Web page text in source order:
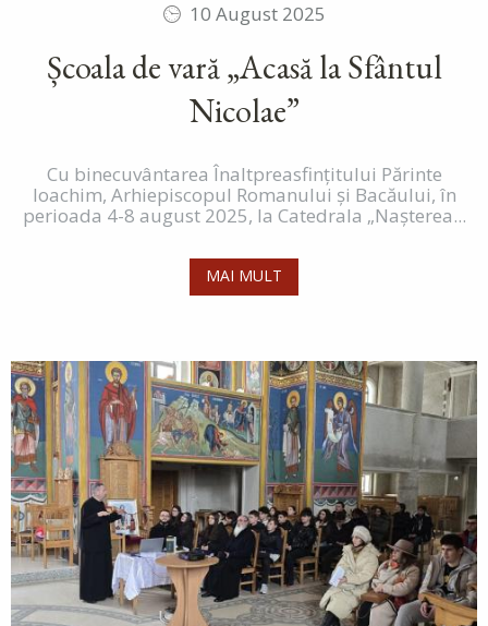
10 August 2025
Școala de vară „Acasă la Sfântul
Nicolae”
Cu binecuvântarea Înaltpreasfințitului Părinte
Ioachim, Arhiepiscopul Romanului și Bacăului, în
perioada 4-8 august 2025, la Catedrala „Nașterea...
MAI MULT